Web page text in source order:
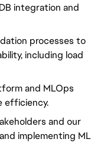
integration and
processes to
including load
and MLOps
efficiency.
and our
implementing ML